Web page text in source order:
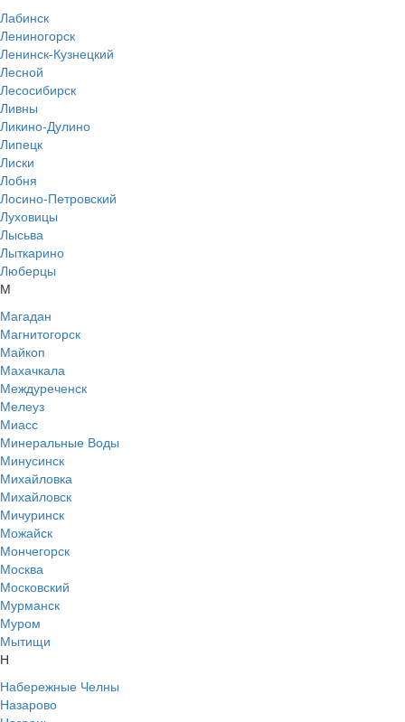
Лабинск
Лениногорск
Ленинск-Кузнецкий
Лесной
Лесосибирск
Ливны
Ликино-Дулино
Липецк
Лиски
Лобня
Лосино-Петровский
Луховицы
Лысьва
Лыткарино
Люберцы
М
Магадан
Магнитогорск
Майкоп
Махачкала
Междуреченск
Мелеуз
Миасс
Минеральные Воды
Минусинск
Михайловка
Михайловск
Мичуринск
Можайск
Мончегорск
Москва
Московский
Мурманск
Муром
Мытищи
Н
Набережные Челны
Назарово